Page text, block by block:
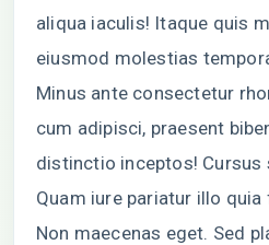
aliqua iaculis! Itaque quis
eiusmod molestias
Minus ante consectetur
cum adipisci, praesent
distinctio inceptos! Cursus
Quam iure pariatur illo
Non maecenas eget. Sed